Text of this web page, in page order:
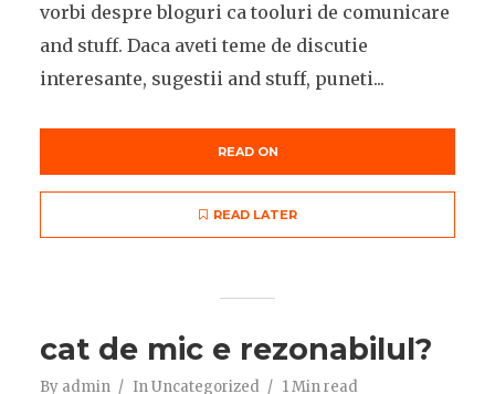
vorbi despre bloguri ca tooluri de comunicare
and stuff. Daca aveti teme de discutie
interesante, sugestii and stuff, puneti...
READ ON
READ LATER
cat de mic e rezonabilul?
By admin InUncategorized 1 Min read